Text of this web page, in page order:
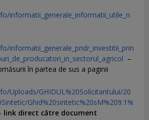
informatii_generale_informatii_utile_n
informatii_generale_pndr_investitii_prin
–
în partea de sus a paginii
Uploads/GHIDUL%20Solicitantului/20
Ghid%20sintetic%20sM%209.1%
link direct către document